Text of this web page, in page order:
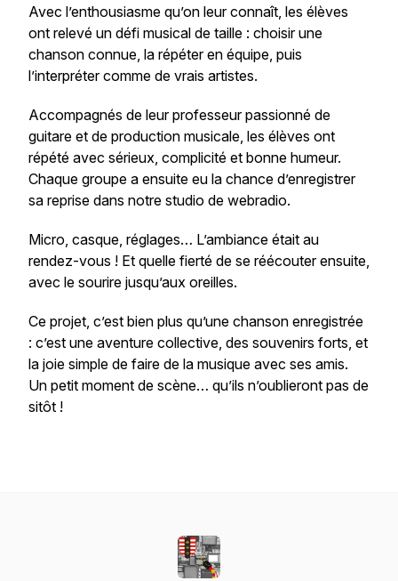
Avec l’enthousiasme qu’on leur connaît, les élèves
ont relevé un défi musical de taille : choisir une
chanson connue, la répéter en équipe, puis
l’interpréter comme de vrais artistes.
Accompagnés de leur professeur passionné de
guitare et de production musicale, les élèves ont
répété avec sérieux, complicité et bonne humeur.
Chaque groupe a ensuite eu la chance d’enregistrer
sa reprise dans notre studio de webradio.
Micro, casque, réglages… L’ambiance était au
rendez-vous ! Et quelle fierté de se réécouter ensuite,
avec le sourire jusqu’aux oreilles.
Ce projet, c’est bien plus qu’une chanson enregistrée
: c’est une aventure collective, des souvenirs forts, et
la joie simple de faire de la musique avec ses amis.
Un petit moment de scène… qu’ils n’oublieront pas de
sitôt !